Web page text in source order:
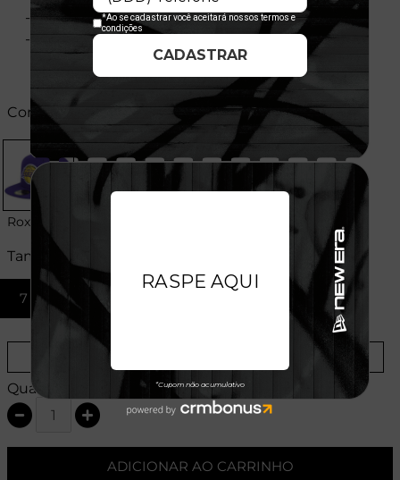
- Importado
- Licença Oficial
Cores:
Roxo
Tamanhos:
7 1/2
Quantidade:
ADICIONAR AO CARRINHO